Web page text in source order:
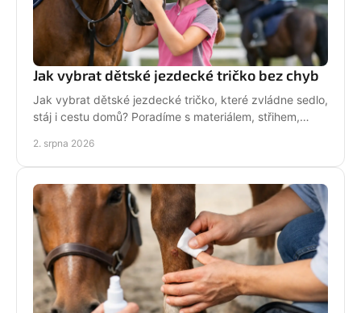
Jak vybrat dětské jezdecké tričko bez chyb
Jak vybrat dětské jezdecké tričko, které zvládne sedlo,
stáj i cestu domů? Poradíme s materiálem, střihem,
2. srpna 2026